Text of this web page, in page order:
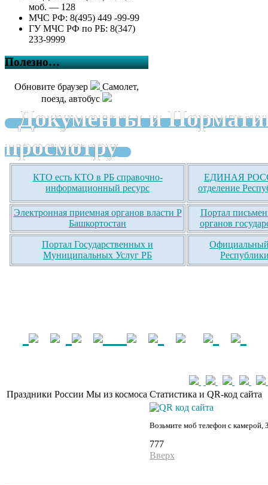
моб. — 128
МЧС РФ: 8(495) 449 -99-99
ГУ МЧС РФ по РБ: 8(347)
233-9999
Полезно…
Обновите браузер
Самолет,
поезд, автобус
Документы и
просмотру
КТО есть КТО в РБ справочно-
информационный ресурс
ЕДИНАЯ
отделение
Электронная приемная органов власти Р
Башкортостан
Портал
органов
Портал Государственных и
Муниципальных Услуг РБ
Официальный
Праздники России Мы из космоса Статистика и QR-код сайта
Возьмите моб телефон с камерой,
777
Вверх